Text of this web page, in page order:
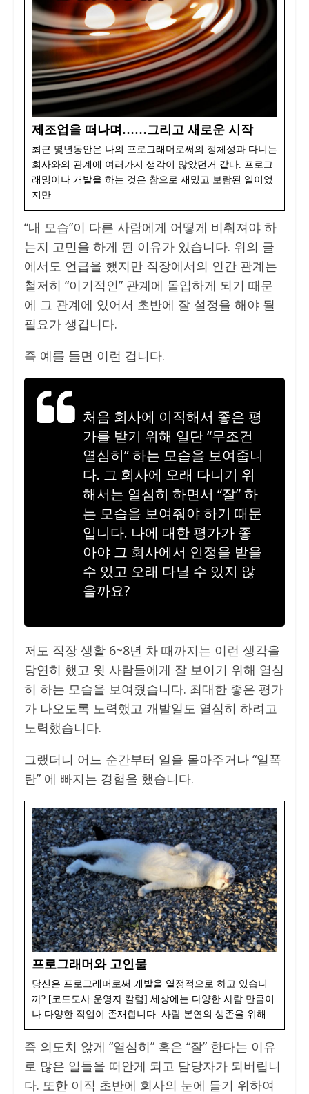
제조업을 떠나며……그리고 새로운 시작
최근 몇년동안은 나의 프로그래머로써의 정체성과 다니는
회사와의 관계에 여러가지 생각이 많았던거 같다. 프로그
래밍이나 개발을 하는 것은 참으로 재밌고 보람된 일이었
지만
“내 모습”이 다른 사람에게 어떻게 비춰져야 하
는지 고민을 하게 된 이유가 있습니다. 위의 글
에서도 언급을 했지만 직장에서의 인간 관계는
철저히 “이기적인” 관계에 돌입하게 되기 때문
에 그 관계에 있어서 초반에 잘 설정을 해야 될
필요가 생깁니다.
즉 예를 들면 이런 겁니다.
처음 회사에 이직해서 좋은 평
가를 받기 위해 일단 “무조건
열심히” 하는 모습을 보여줍니
다. 그 회사에 오래 다니기 위
해서는 열심히 하면서 “잘” 하
는 모습을 보여줘야 하기 때문
입니다. 나에 대한 평가가 좋
아야 그 회사에서 인정을 받을
수 있고 오래 다닐 수 있지 않
을까요?
저도 직장 생활 6~8년 차 때까지는 이런 생각을
당연히 했고 윗 사람들에게 잘 보이기 위해 열심
히 하는 모습을 보여줬습니다. 최대한 좋은 평가
가 나오도록 노력했고 개발일도 열심히 하려고
노력했습니다.
그랬더니 어느 순간부터 일을 몰아주거나 “일폭
탄” 에 빠지는 경험을 했습니다.
프로그래머와 고인물
당신은 프로그래머로써 개발을 열정적으로 하고 있습니
까? [코드도사 운영자 칼럼] 세상에는 다양한 사람 만큼이
나 다양한 직업이 존재합니다. 사람 본연의 생존을 위해
즉 의도치 않게 “열심히” 혹은 “잘” 한다는 이유
로 많은 일들을 떠안게 되고 담당자가 되버립니
다. 또한 이직 초반에 회사의 눈에 들기 위하여